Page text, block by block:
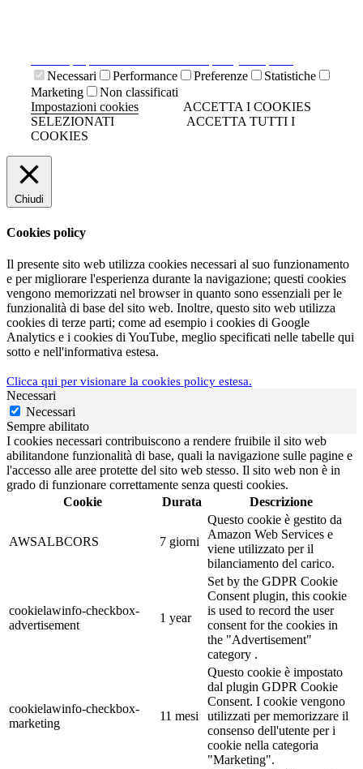
Necessari
Performance Preferenze
Statistiche
Marketing
Non classificati
Impostazioni cookies
ACCETTA I COOKIES
SELEZIONATI
ACCETTA TUTTI I
COOKIES
Chiudi
Cookies policy
Il presente sito web utilizza cookies necessari al suo funzionamento
e per migliorare l'esperienza durante la navigazione; questi cookies
vengono memorizzati nel browser in quanto sono essenziali per le
funzionalità di base del sito web. Inoltre, questo sito web utilizza
cookies di terze parti; come ad esempio i cookies di Google
Analytics e i cookies di YouTube, meglio specificati nelle tabelle qui
sotto e nell'informativa estesa.
Clicca qui per visionare la cookies policy estesa.
Necessari
Necessari
Sempre abilitato
I cookies necessari contribuiscono a rendere fruibile il sito web
abilitandone funzionalità di base, quali la navigazione sulle pagine e
l'accesso alle aree protette del sito web stesso. Il sito web non è in
grado di funzionare correttamente senza questi cookies.
Cookie
Durata Descrizione
AWSALBCORS 7 giorni
Questo cookie è gestito da
Amazon Web Services e
viene utilizzato per il
bilanciamento del carico.
cookielawinfo-checkbox-
advertisement
1 year
Set by the GDPR Cookie
Consent plugin, this cookie
is used to record the user
consent for the cookies in
the "Advertisement"
category .
cookielawinfo-checkbox-
marketing
11 mesi
Questo cookie è impostato
dal plugin GDPR Cookie
Consent. I cookie vengono
utilizzati per memorizzare il
consenso dell'utente per i
cookie nella categoria
"Marketing".